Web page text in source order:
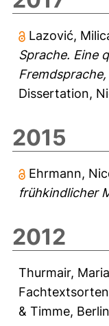
Lazović,
Sprache. Eine
Dissertation,
2015
Ehrmann,
frühkindlicher
2012
Thurmair, Maria
& Timme,